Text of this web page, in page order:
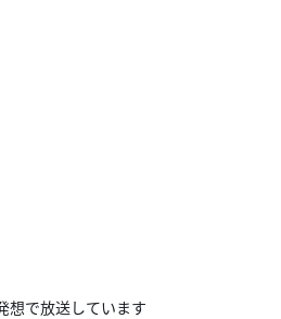
想で放送しています